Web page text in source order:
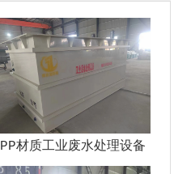
PP材质工业废水处理设备